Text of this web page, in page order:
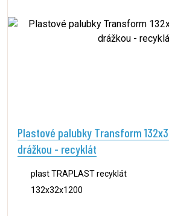
Plastové palubky Transform
drážkou - recyklát
plast TRAPLAST recyklát
132x32x1200